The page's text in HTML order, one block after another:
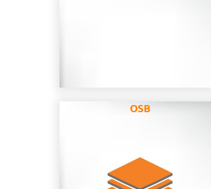
OSB